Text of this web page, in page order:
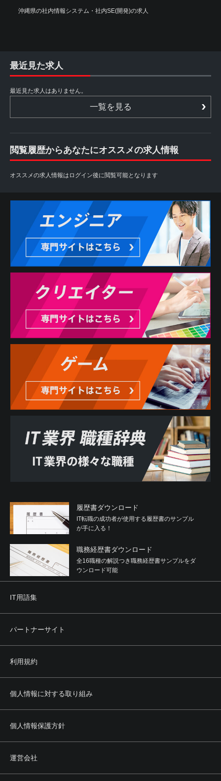
沖縄県の社内情報システム・社内SE(開発)の求人
最近見た求人
最近見た求人はありません。
一覧を見る
閲覧履歴からあなたにオススメの求人情報
オススメの求人情報はログイン後に閲覧可能となります
履歴書ダウンロード
IT転職の成功者が使用する履歴書のサンプル
が手に入る！
職務経歴書ダウンロード
全16職種の解説つき職務経歴書サンプルをダ
ウンロード可能
IT用語集
パートナーサイト
利用規約
個人情報に対する取り組み
個人情報保護方針
運営会社